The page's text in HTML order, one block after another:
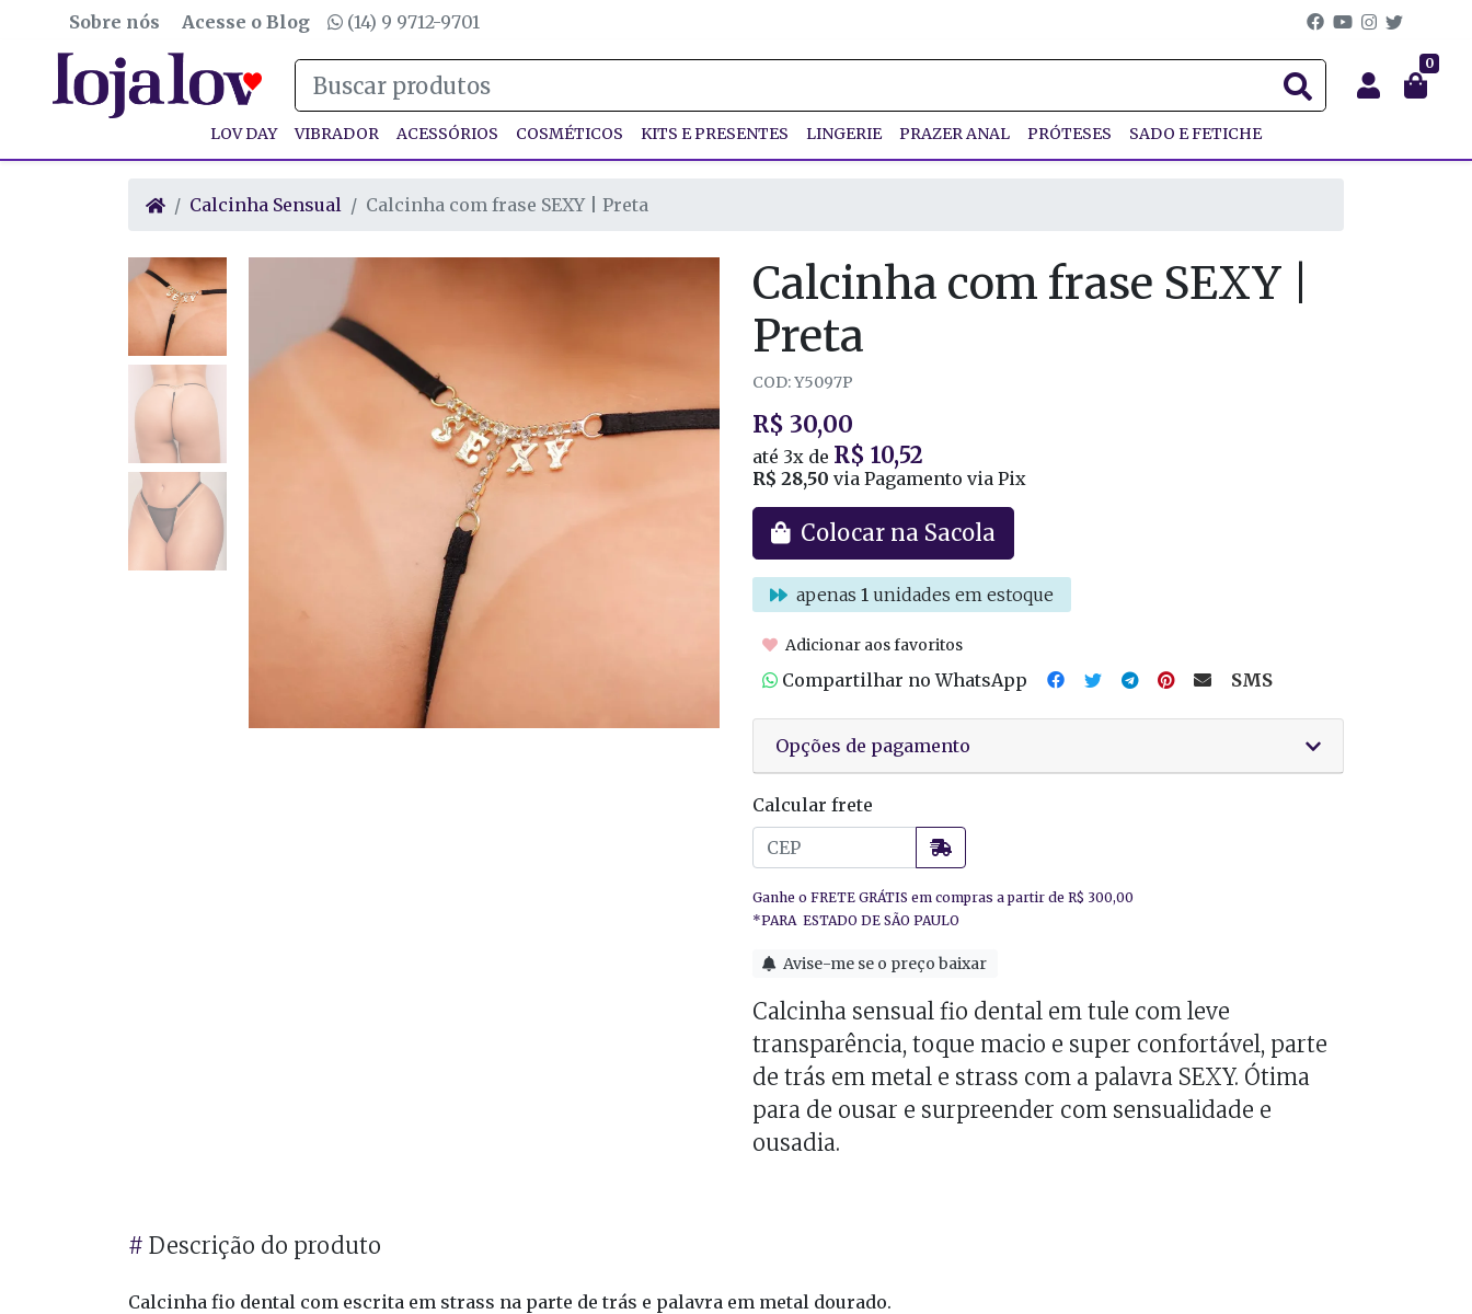
Sobre nós Acesse o Blog (14) 9 9712-9701
0
LOV DAY VIBRADOR ACESSÓRIOS COSMÉTICOS KITS E PRESENTES LINGERIE PRAZER ANAL PRÓTESES SADO E FETICHE
Calcinha Sensual Calcinha com frase SEXY | Preta
Calcinha com frase SEXY |
Preta
COD: Y5097P
R$ 30,00
até 3x de R$ 10,52
R$ 28,50 via Pagamento via Pix
Colocar na Sacola
apenas 1 unidades em estoque
Adicionar aos favoritos
Compartilhar no WhatsApp SMS
Opções de pagamento
Calcular frete
Avise-me se o preço baixar
Calcinha sensual fio dental em tule com leve
transparência, toque macio e super confortável, parte
de trás em metal e strass com a palavra SEXY. Ótima
para de ousar e surpreender com sensualidade e
ousadia.
# Descrição do produto
Calcinha fio dental com escrita em strass na parte de trás e palavra em metal dourado.